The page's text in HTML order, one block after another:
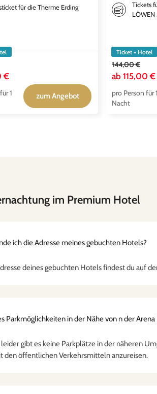
für die Therme Erding
€
1
zum Angebot
Tickets
LÖWEN
Ticket + Hotel
144,00 €
ab 115,00 €
pro Person für 1
Nacht
im Premium Hotel
ich die Adresse meines gebuchten Hotels?
deines gebuchten Hotels findest du auf
Parkmöglichkeiten in der Nähe von n der Arena
leider gibt es keine Parkplätze in der näheren
den öffentlichen Verkehrsmitteln anzureisen.